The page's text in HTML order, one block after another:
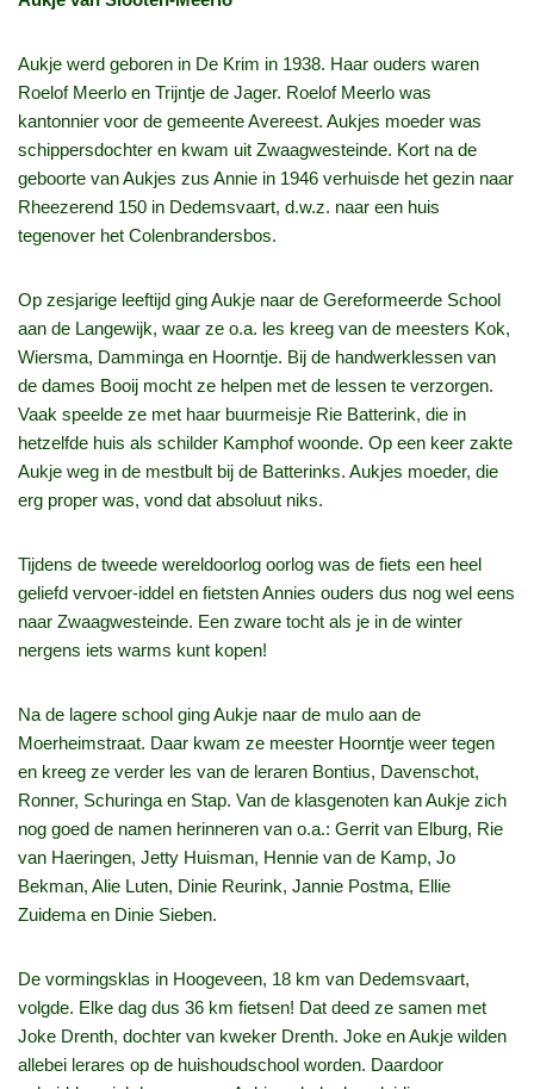
Aukje werd geboren in De Krim in 1938. Haar ouders waren
Roelof Meerlo en Trijntje de Jager. Roelof Meerlo was
kantonnier voor de gemeente Avereest. Aukjes moeder was
schippersdochter en kwam uit Zwaagwesteinde. Kort na de
geboorte van Aukjes zus Annie in 1946 verhuisde het gezin naar
Rheezerend 150 in Dedemsvaart, d.w.z. naar een huis
tegenover het Colenbrandersbos.
Op zesjarige leeftijd ging Aukje naar de Gereformeerde School
aan de Langewijk, waar ze o.a. les kreeg van de meesters Kok,
Wiersma, Damminga en Hoorntje. Bij de handwerklessen van
de dames Booij mocht ze helpen met de lessen te verzorgen.
Vaak speelde ze met haar buurmeisje Rie Batterink, die in
hetzelfde huis als schilder Kamphof woonde. Op een keer zakte
Aukje weg in de mestbult bij de Batterinks. Aukjes moeder, die
erg proper was, vond dat absoluut niks.
Tijdens de tweede wereldoorlog oorlog was de fiets een heel
geliefd vervoer-iddel en fietsten Annies ouders dus nog wel eens
naar Zwaagwesteinde. Een zware tocht als je in de winter
nergens iets warms kunt kopen!
Na de lagere school ging Aukje naar de mulo aan de
Moerheimstraat. Daar kwam ze meester Hoorntje weer tegen
en kreeg ze verder les van de leraren Bontius, Davenschot,
Ronner, Schuringa en Stap. Van de klasgenoten kan Aukje zich
nog goed de namen herinneren van o.a.: Gerrit van Elburg, Rie
van Haeringen, Jetty Huisman, Hennie van de Kamp, Jo
Bekman, Alie Luten, Dinie Reurink, Jannie Postma, Ellie
Zuidema en Dinie Sieben.
De vormingsklas in Hoogeveen, 18 km van Dedemsvaart,
volgde. Elke dag dus 36 km fietsen! Dat deed ze samen met
Joke Drenth, dochter van kweker Drenth. Joke en Aukje wilden
allebei lerares op de huishoudschool worden. Daardoor